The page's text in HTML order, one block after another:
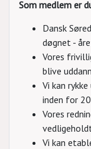
Som medlem er
Dansk
døgnet -
Vores
blive
Vi kan
inden for
Vores
Vi kan